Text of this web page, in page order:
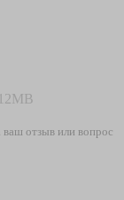
отзыв или вопрос